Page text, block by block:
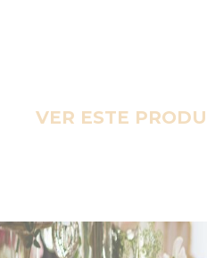
VER ESTE